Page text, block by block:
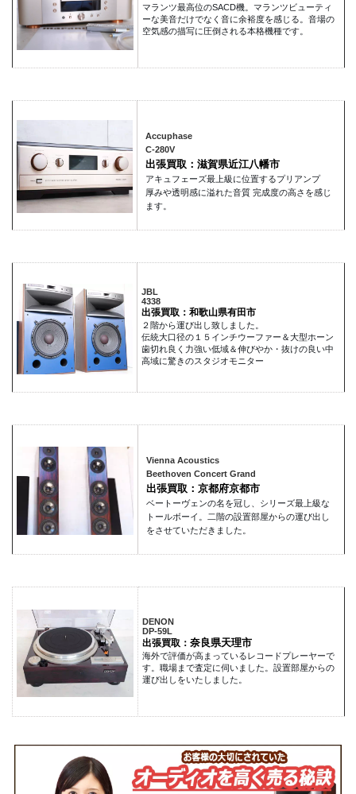
マランツ最高位のSACD機。マランツビューティ
ーな美音だけでなく音に余裕度を感じる。音場の
空気感の描写に圧倒される本格機種です。
Accuphase
C-280V
出張買取：滋賀県近江八幡市
アキュフェーズ最上級に位置するプリアンプ
厚みや透明感に溢れた音質 完成度の高さを感じ
ます。
JBL
4338
出張買取：和歌山県有田市
２階から運び出し致しました。
伝統大口径の１５インチウーファー＆大型ホーン
歯切れ良く力強い低域＆伸びやか・抜けの良い中
高域に驚きのスタジオモニター
Vienna Acoustics
Beethoven Concert Grand
出張買取：京都府京都市
ベートーヴェンの名を冠し、シリーズ最上級な
トールボーイ。二階の設置部屋からの運び出し
をさせていただきました。
DENON
DP-59L
出張買取： 奈良県天理市
海外で評価が高まっているレコードプレーヤーで
す。職場まで査定に伺いました。設置部屋からの
運び出しをいたしました。